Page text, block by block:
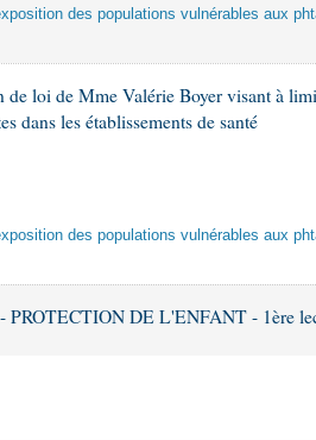
des populations vulnérables aux
de loi de Mme Valérie Boyer visant à
dans les établissements de santé
des populations vulnérables aux
PROTECTION DE L'ENFANT - 1ère